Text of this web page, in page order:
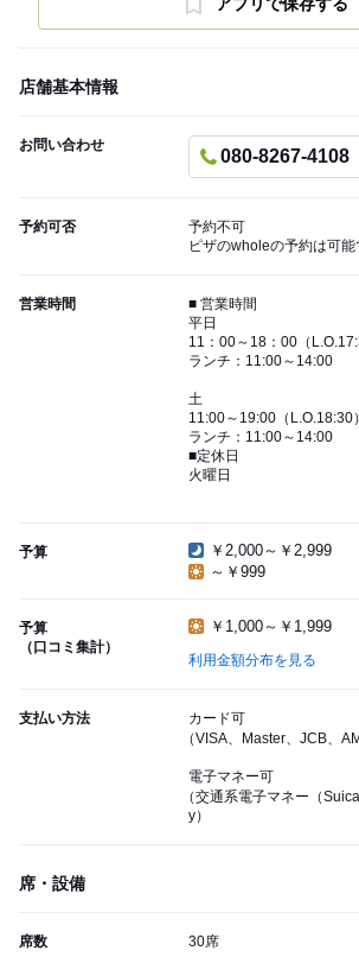
アプリで保存する
店舗基本情報
お問い合わせ
080-8267-4108
予約可否
予約不可
ピザのwholeの予約は可能
営業時間
■ 営業時間
平日
11：00～18：00（
ランチ：11:00～14:00
土
11:00～19:00（L.O.18:30）
ランチ：11:00～14:00
■定休日
火曜日
予算
￥2,000～￥2,999
～￥999
予算
（口コミ集計）
￥1,000～￥1,999
利用金額分布を見る
支払い方法
カード可
（VISA、Master、JCB、
電子マネー可
（交通系電子マネー（
y）
席・設備
席数 30席